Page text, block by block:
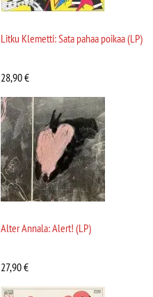
Litku Klemetti: Sata pahaa poikaa (LP)
28,90€
Alter Annala: Alert! (LP)
27,90€